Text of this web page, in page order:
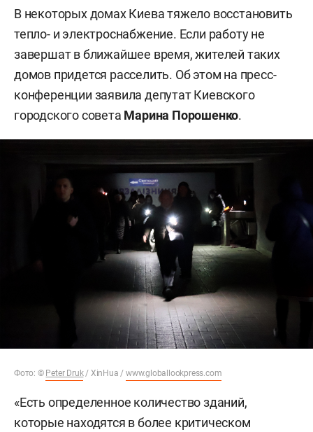
В некоторых домах Киева тяжело восстановить
тепло- и электроснабжение. Если работу не
завершат в ближайшее время, жителей таких
домов придется расселить. Об этом на пресс-
конференции заявила депутат Киевского
городского совета Марина Порошенко.
Фото: © Peter Druk / XinHua /www.globallookpress.com
«Есть определенное количество зданий,
которые находятся в более критическом